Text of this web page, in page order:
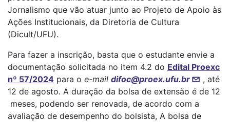
Jornalismo que vão atuar junto ao Projeto de Apoio às
Ações Institucionais, da Diretoria de Cultura
(Dicult/UFU).
Para fazer a inscrição, basta que o estudante envie a
documentação solicitada no item 4.2 do Edital Proexc
nº 57/2024 para o e-mail difoc@proex.ufu.br
, até
12 de agosto. A duração da bolsa de extensão é de 12
meses, podendo ser renovada, de acordo com a
avaliação de desempenho do bolsista, A bolsa de